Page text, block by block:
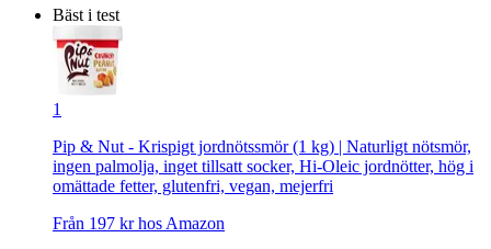
Bäst i test
1
Pip & Nut - Krispigt jordnötssmör (1 kg) | Naturligt nötsmör,
ingen palmolja, inget tillsatt socker, Hi-Oleic jordnötter, hög i
omättade fetter, glutenfri, vegan, mejerfri
Från 197 kr hos Amazon